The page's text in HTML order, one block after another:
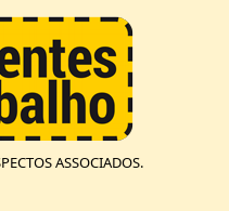
ASSOCIADOS.